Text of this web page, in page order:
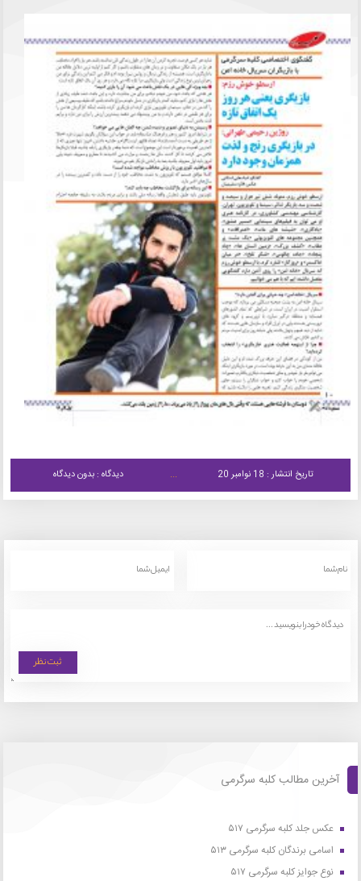
تاریخ انتشار : 18 نوامبر 20 دیدگاه : بدون دیدگاه
آخرین مطالب کلبه سرگرمی
عکس جلد کلبه سرگرمی ۵۱۷
اسامی برندگان کلبه سرگرمی ۵۱۳
نوع جوایز کلبه سرگرمی ۵۱۷